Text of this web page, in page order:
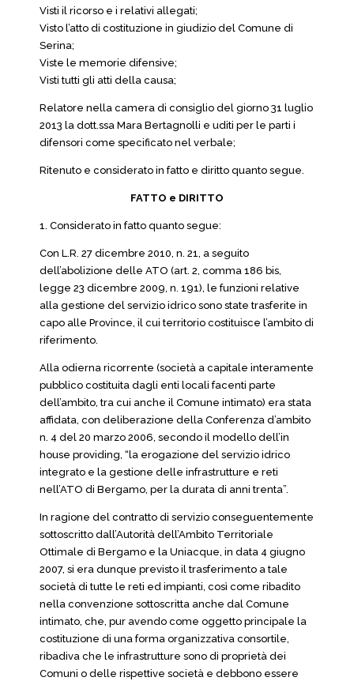
Visti il ricorso e i relativi allegati;
Visto l’atto di costituzione in giudizio del Comune di
Serina;
Viste le memorie difensive;
Visti tutti gli atti della causa;
Relatore nella camera di consiglio del giorno 31 luglio
2013 la dott.ssa Mara Bertagnolli e uditi per le parti i
difensori come specificato nel verbale;
Ritenuto e considerato in fatto e diritto quanto segue.
FATTO e DIRITTO
1. Considerato in fatto quanto segue:
Con L.R. 27 dicembre 2010, n. 21, a seguito
dell’abolizione delle ATO (art. 2, comma 186 bis,
legge 23 dicembre 2009, n. 191), le funzioni relative
alla gestione del servizio idrico sono state trasferite in
capo alle Province, il cui territorio costituisce l’ambito di
riferimento.
Alla odierna ricorrente (società a capitale interamente
pubblico costituita dagli enti locali facenti parte
dell’ambito, tra cui anche il Comune intimato) era stata
affidata, con deliberazione della Conferenza d’ambito
n. 4 del 20 marzo 2006, secondo il modello dell’in
house providing, “la erogazione del servizio idrico
integrato e la gestione delle infrastrutture e reti
nell’ATO di Bergamo, per la durata di anni trenta”.
In ragione del contratto di servizio conseguentemente
sottoscritto dall’Autorità dell’Ambito Territoriale
Ottimale di Bergamo e la Uniacque, in data 4 giugno
2007, si era dunque previsto il trasferimento a tale
società di tutte le reti ed impianti, così come ribadito
nella convenzione sottoscritta anche dal Comune
intimato, che, pur avendo come oggetto principale la
costituzione di una forma organizzativa consortile,
ribadiva che le infrastrutture sono di proprietà dei
Comuni o delle rispettive società e debbono essere